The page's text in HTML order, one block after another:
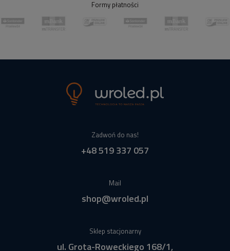
Formy płatności
Zadwoń do nas!
+48 519 337 057
Mail
shop@wroled.pl
Sklep stacjonarny
ul. Grota-Roweckiego 168/1,